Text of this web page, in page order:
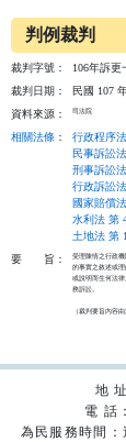
判例裁判
裁判字號：
106年訴更
裁判日期：
民國 107
資料來源：
司法院
相關法條 ：
行政程序
民事訴訟
刑事訴訟
行政訴訟
國家賠償
水利法 第
土地法 第
要
旨：
受理陳情之行政
的事實之敘述或
或說明而生何法
務訴訟。
（裁判要旨內容
地
電 話
為民服務時間